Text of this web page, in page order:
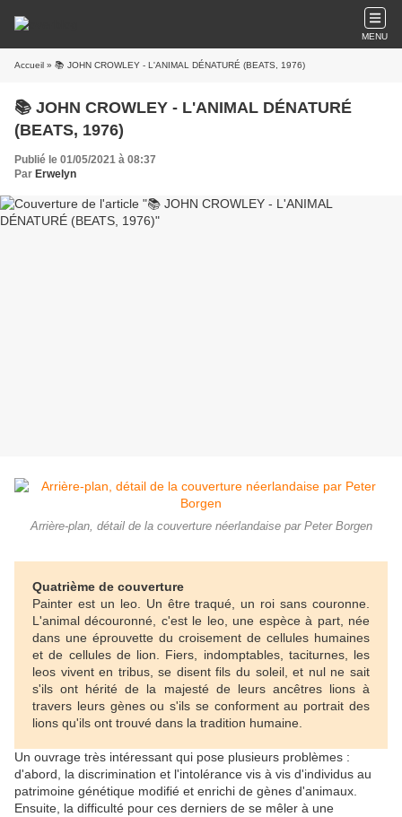
MENU
Accueil » 📚 JOHN CROWLEY - L'ANIMAL DÉNATURÉ (BEATS, 1976)
📚 JOHN CROWLEY - L'ANIMAL DÉNATURÉ
(BEATS, 1976)
Publié le 01/05/2021 à 08:37
Par Erwelyn
Arrière-plan, détail de la couverture néerlandaise par Peter Borgen
Quatrième de couverture
Painter est un leo. Un être traqué, un roi sans couronne.
L'animal découronné, c'est le leo, une espèce à part, née
dans une éprouvette du croisement de cellules humaines
et de cellules de lion. Fiers, indomptables, taciturnes, les
leos vivent en tribus, se disent fils du soleil, et nul ne sait
s'ils ont hérité de la majesté de leurs ancêtres lions à
travers leurs gènes ou s'ils se conforment au portrait des
lions qu'ils ont trouvé dans la tradition humaine.
Un ouvrage très intéressant qui pose plusieurs problèmes :
d'abord, la discrimination et l'intolérance vis à vis d'individus au
patrimoine génétique modifié et enrichi de gènes d'animaux.
Ensuite, la difficulté pour ces derniers de se mêler à une